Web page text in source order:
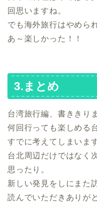
回思いますね。
でも海外旅行はやめら
あ～楽しかった！！
3.まとめ
台湾旅行編、書ききり
何回行っても楽しめる
すでに考えてしまいます
台北周辺だけではなく
思ったり。
新しい発見をしにまた
読んでいただきありが